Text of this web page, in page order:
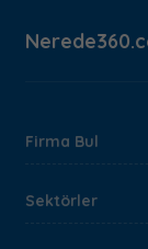
Firma Bul
Sektörler